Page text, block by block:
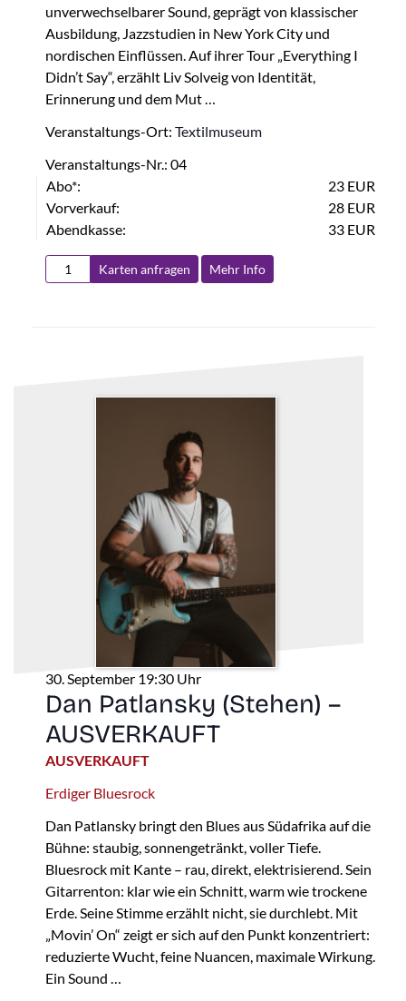
unverwechselbarer Sound, geprägt von klassischer
Ausbildung, Jazzstudien in New York City und
nordischen Einflüssen. Auf ihrer Tour „Everything I
Didn’t Say“, erzählt Liv Solveig von Identität,
Erinnerung und dem Mut …
Veranstaltungs-Ort: Textilmuseum
Veranstaltungs-Nr.: 04
Abo*:
23 EUR
Vorverkauf:
28 EUR
Abendkasse:
33 EUR
Karten anfragen Mehr Info
30. September 19:30 Uhr
Dan Patlansky (Stehen) –
AUSVERKAUFT
AUSVERKAUFT
Erdiger Bluesrock
Dan Patlansky bringt den Blues aus Südafrika auf die
Bühne: staubig, sonnengetränkt, voller Tiefe.
Bluesrock mit Kante – rau, direkt, elektrisierend. Sein
Gitarrenton: klar wie ein Schnitt, warm wie trockene
Erde. Seine Stimme erzählt nicht, sie durchlebt. Mit
„Movin’ On“ zeigt er sich auf den Punkt konzentriert:
reduzierte Wucht, feine Nuancen, maximale Wirkung.
Ein Sound …